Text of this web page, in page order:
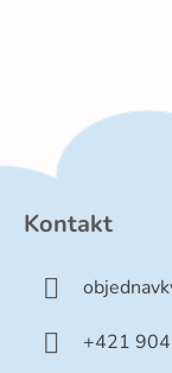
Kontakt
+421